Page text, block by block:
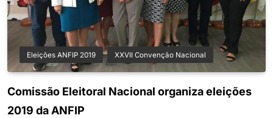
Eleições ANFIP 2019 XXVII Convenção Nacional
Comissão Eleitoral Nacional organiza eleições
2019 da ANFIP